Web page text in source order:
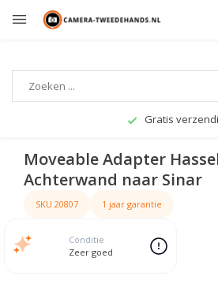
Gratis
Moveable Adapter
Achterwand naar Sinar
SKU 20807 1 jaar garantie
Conditie
Zeer goed